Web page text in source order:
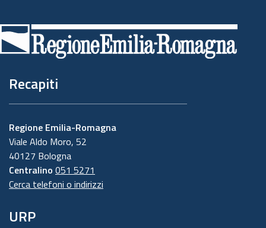
di
pagina
Recapiti
Regione Emilia-Romagna
Viale Aldo Moro, 52
40127 Bologna
Centralino 051 5271
Cerca telefoni o indirizzi
URP